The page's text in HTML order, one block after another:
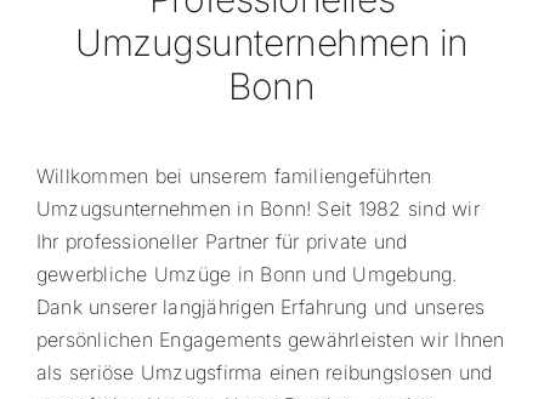
Umzugsunternehmen in
Bonn
Willkommen bei unserem familiengeführten
Umzugsunternehmen in Bonn! Seit 1982 sind wir
Ihr professioneller Partner für private und
gewerbliche Umzüge in Bonn und Umgebung.
Dank unserer langjährigen Erfahrung und unseres
persönlichen Engagements gewährleisten wir Ihnen
als seriöse Umzugsfirma einen reibungslosen und